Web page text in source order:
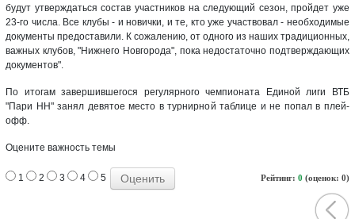
будут утверждаться состав участников на следующий сезон, пройдет уже
23-го числа. Все клубы - и новички, и те, кто уже участвовал - необходимые
документы предоставили. К сожалению, от одного из наших традиционных,
важных клубов, "Нижнего Новгорода", пока недостаточно подтверждающих
документов".
По итогам завершившегося регулярного чемпионата Единой лиги ВТБ
"Пари НН" занял девятое место в турнирной таблице и не попал в плей-
офф.
Оцените важность темы
Рейтинг: 0 (оценок: 0)
1 2 3 4 5